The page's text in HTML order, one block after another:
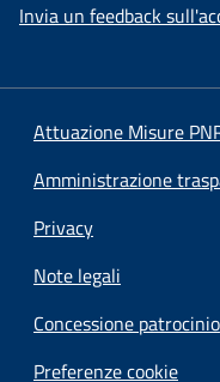
Invia un feedback
Attuazione Misure
Amministrazione
Privacy
Note legali
Concessione patrocinio
Preferenze cookie